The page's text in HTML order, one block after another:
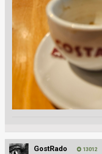
GostRado 13012